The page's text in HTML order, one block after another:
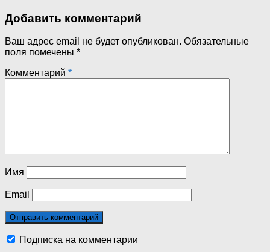
Добавить комментарий
Ваш адрес email не будет опубликован. Обязательные
поля помечены *
Комментарий *
Имя
Email
Подписка на комментарии